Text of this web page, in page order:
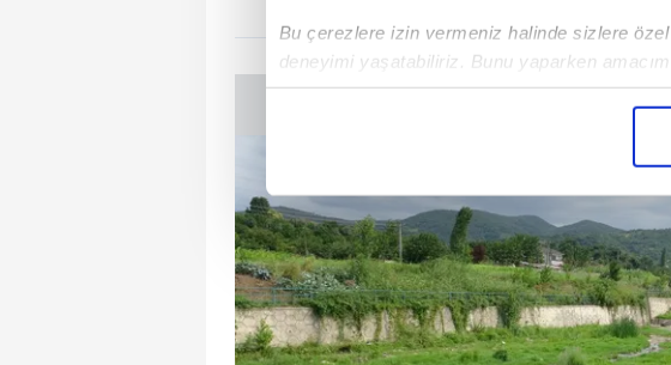
Bu çerezlere izin vermeniz halinde sizlere
deneyimi yaşatabiliriz. Bunu yaparken
içerikleri sunabilmek adına elimizden gelen
Sizlere daha iyi bir hizmet sunabilmek için
çerezler vasıtasıyla çeşitli kişisel verileriniz
amacıyla kullanılmaktadır. Diğer çerezler,
reklam/pazarlama faaliyetlerinin yapılması,